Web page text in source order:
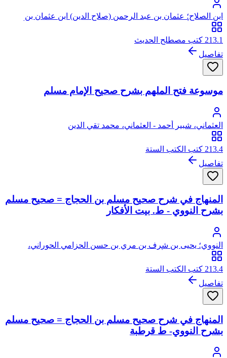
ابن الصلاح؛ عثمان بن عبد الرحمن (صلاح الدين) ابن عثمان بن
موسى بن أبي النصر النصري الشهرزوري الكردي الشرخاني، أبو
عمرو، تقي الدين، المعروف بابن الصلاح
213.1 كتب مصطلح الحديث
تفاصيل
موسوعة فتح الملهم بشرح صحيح الإمام مسلم
العثماني، شبير أحمد - العثماني، محمد تقي الدين
213.4 كتب الكتب الستة
تفاصيل
المنهاج في شرح صحيح مسلم بن الحجاج = صحيح مسلم
بشرح النووي - ط. بيت الأفكار
النووي؛ يحيى بن شرف بن مري بن حسن الحزامي الحوراني،
النووي، الشافعي، أبو زكريا، محيي الدين
213.4 كتب الكتب الستة
تفاصيل
المنهاج في شرح صحيح مسلم بن الحجاج = صحيح مسلم
بشرح النووي- ط قرطبة